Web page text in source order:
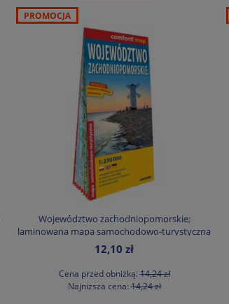
Województwo zachodniopomorskie;
laminowana mapa samochodowo-turystyczna
1:230 000
12,10 zł
Cena przed obniżką:14,24 zł
Najniższa cena:14,24 zł
PROMOCJA